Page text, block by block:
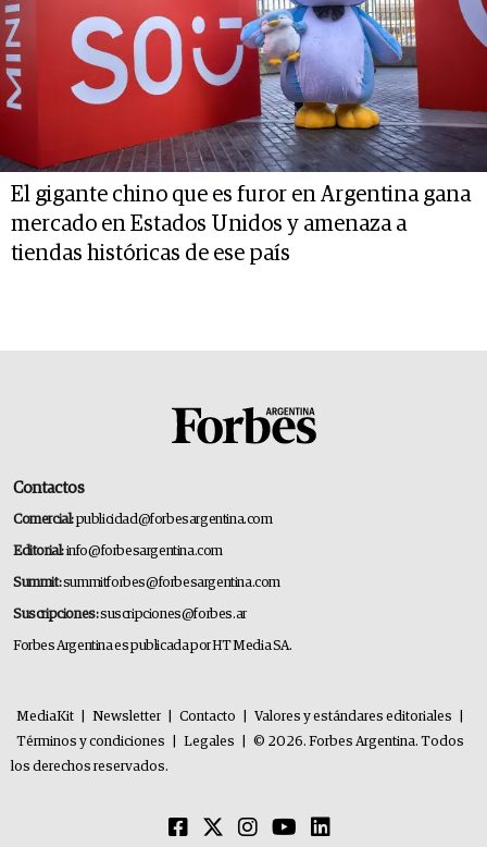
El gigante chino que es furor en Argentina gana
mercado en Estados Unidos y amenaza a
tiendas históricas de ese país
Contactos
Comercial:publicidad@forbesargentina.com
Editorial:info@forbesargentina.com
Summit:summitforbes@forbesargentina.com
Suscripciones:suscripciones@forbes.ar
Forbes Argentina es publicada por HT Media SA.
MediaKit Newsletter Contacto Valores y estándares editoriales
Términos y condiciones
Legales
© 2026. Forbes Argentina. Todos
los derechos reservados.